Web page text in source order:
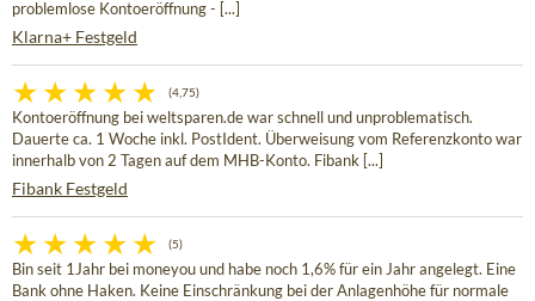
problemlose Kontoeröffnung - [...]
Klarna+ Festgeld
(4,75)
Kontoeröffnung bei weltsparen.de war schnell und unproblematisch.
Dauerte ca. 1 Woche inkl. PostIdent. Überweisung vom Referenzkonto war
innerhalb von 2 Tagen auf dem MHB-Konto. Fibank [...]
Fibank Festgeld
(5)
Bin seit 1Jahr bei moneyou und habe noch 1,6% für ein Jahr angelegt. Eine
Bank ohne Haken. Keine Einschränkung bei der Anlagenhöhe für normale